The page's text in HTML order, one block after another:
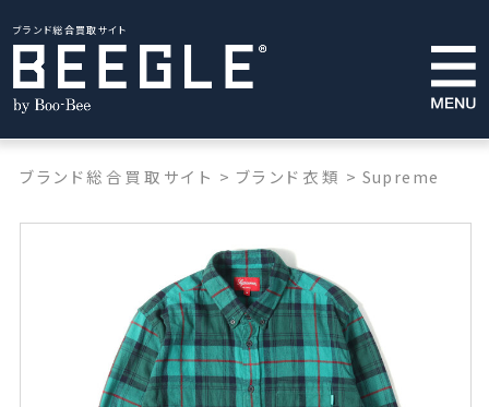
ブランド総合買取サイト
ブランド総合買取サイト > ブランド衣類 > Supreme